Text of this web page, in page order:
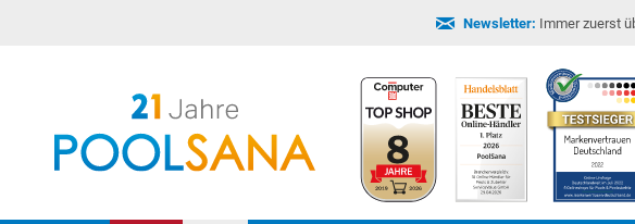
Newsletter: Immer zuerst